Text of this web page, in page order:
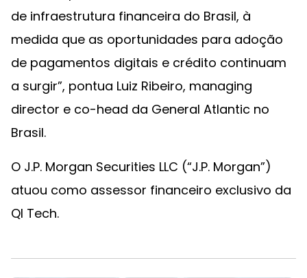
de infraestrutura financeira do Brasil, à
medida que as oportunidades para adoção
de pagamentos digitais e crédito continuam
a surgir”, pontua Luiz Ribeiro, managing
director e co-head da General Atlantic no
Brasil.
O J.P. Morgan Securities LLC (“J.P. Morgan”)
atuou como assessor financeiro exclusivo da
QI Tech.